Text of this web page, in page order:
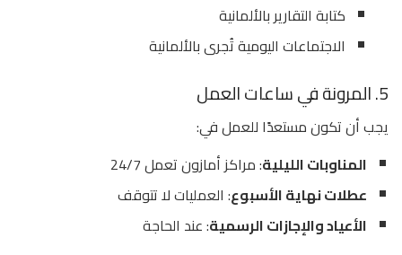
كتابة التقارير بالألمانية
الاجتماعات اليومية تُجرى بالألمانية
5. المرونة في ساعات العمل
يجب أن تكون مستعدًا للعمل في:
المناوبات الليلية: مراكز أمازون تعمل 24/7
عطلات نهاية الأسبوع: العمليات لا تتوقف
الأعياد والإجازات الرسمية: عند الحاجة